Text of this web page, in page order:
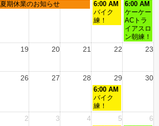
夏期休業のお知らせ
6:00 AM
バイク
練！
6:00 AM
ケーケー
ACトラ
イアスロ
ン朝練！
19 20 21 22 23
26 27 28 29 30
6:00 AM
バイク
練！
2 3 4 5 6